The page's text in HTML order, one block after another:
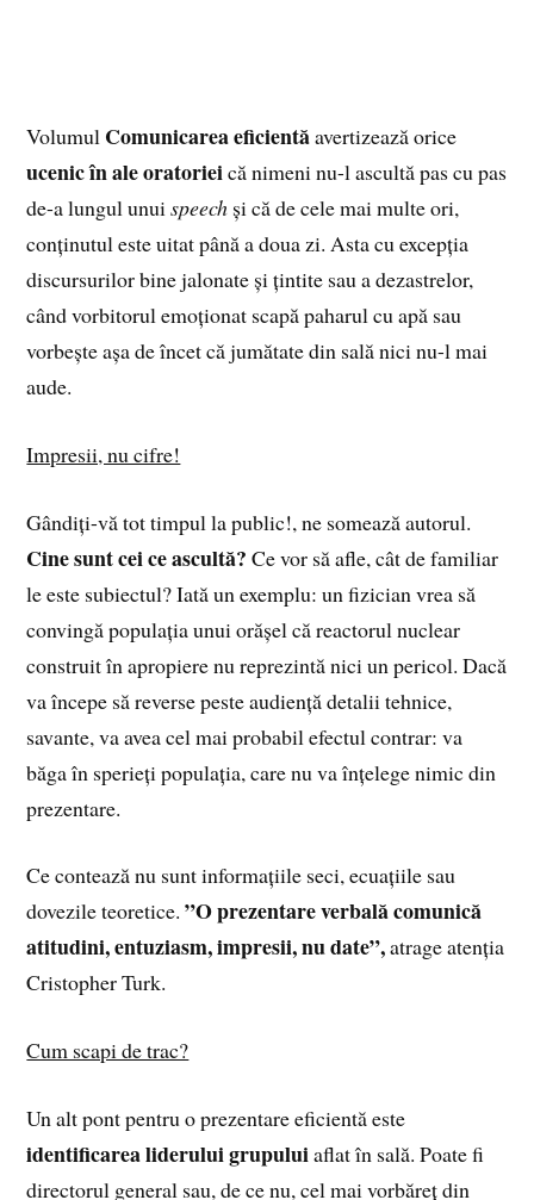
Volumul Comunicarea eficientăavertizează orice
ucenic în ale oratorieică nimeni nu-l ascultă pas cu pas
de-a lungul unuispeech și că de cele mai multe ori,
conținutul este uitat până a doua zi. Asta cu excepția
discursurilor bine jalonate și țintite sau a dezastrelor,
când vorbitorul emoționat scapă paharul cu apă sau
vorbește așa de încet că jumătate din sală nici nu-l mai
aude.
Impresii, nu cifre!
Gândiți-vă tot timpul la public!, ne somează autorul.
Cine sunt cei ce ascultă? Ce vor să afle, cât de familiar
le este subiectul? Iată un exemplu: un fizician vrea să
convingă populația unui orășel că reactorul nuclear
construit în apropiere nu reprezintă nici un pericol. Dacă
va începe să reverse peste audiență detalii tehnice,
savante, va avea cel mai probabil efectul contrar: va
băga în sperieți populația, care nu va înțelege nimic din
prezentare.
Ce contează nu sunt informațiile seci, ecuațiile sau
dovezile teoretice.”O prezentare verbală comunică
atitudini, entuziasm, impresii, nu date”,atrage atenția
Cristopher Turk.
Cum scapi de trac?
Un alt pont pentru o prezentare eficientă este
identificarea liderului grupuluiaflat în sală. Poate fi
directorul general sau, de ce nu, cel mai vorbăreț din